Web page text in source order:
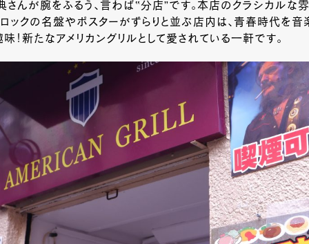
んが腕をふるう、言わば‟分店”です。本店のクラシカルな
ロックの名盤やポスターがずらりと並ぶ店内は、青春時代を音
！新たなアメリカングリルとして愛されている一軒です。